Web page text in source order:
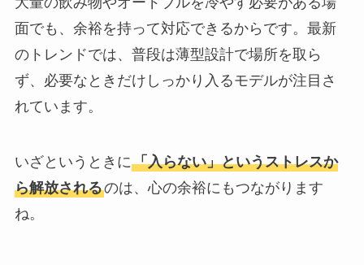
面でも、余裕を持って対応できるからです。最新
のトレンドでは、普段は薄型設計で場所を取ら
ず、必要なときだけしっかり入るモデルが注目さ
れています。
いざというときに「入らない」というストレスか
ら解放されるのは、心の余裕にもつながります
ね。